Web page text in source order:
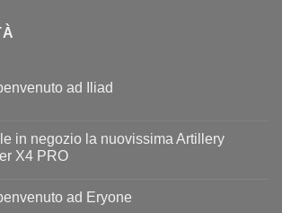
ad Iliad
in negozio la nuovissima Artillery
X4 PRO
ad Eryone